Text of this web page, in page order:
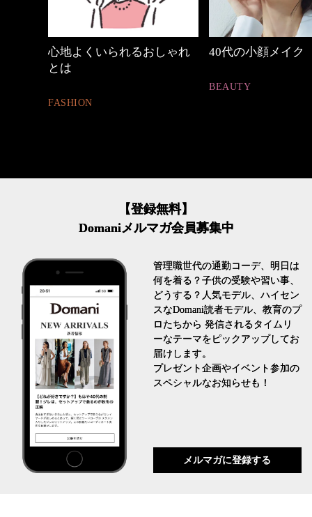
心地よくいられるおしゃれ
とは
FASHION
40代の小顔メイク
BEAUTY
【登録無料】
Domaniメルマガ会員募集中
管理職世代の通勤コーデ、明日は
何を着る？子供の受験や習い事、
どうする？人気モデル、ハイセン
スなDomani読者モデル、教育のプ
ロたちから 発信されるタイムリ
ーなテーマをピックアップしてお
届けします。
プレゼント企画やイベント参加の
スペシャルなお知らせも！
メルマガに登録する